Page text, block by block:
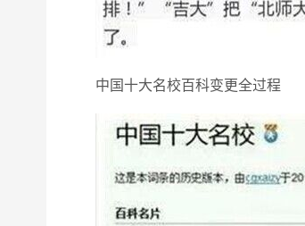
中国十大名校百科变更全过程